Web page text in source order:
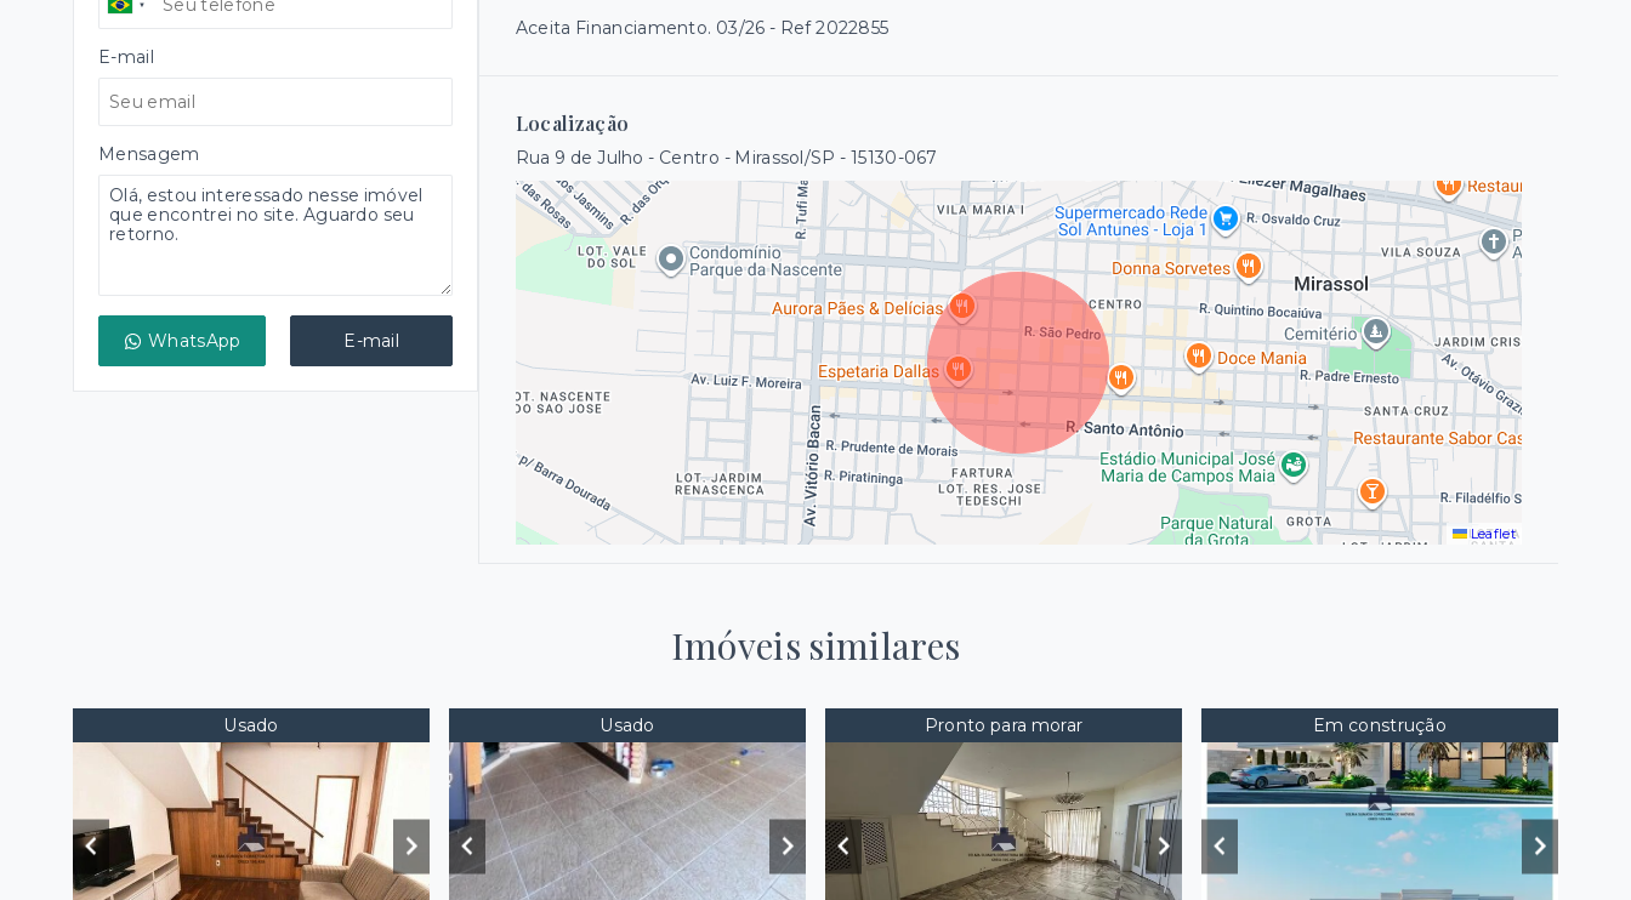
Aceita Financiamento. 03/26 - Ref 2022855
Localização
Rua 9 de Julho - Centro - Mirassol/SP - 15130-067
Leaflet
E-mail
Mensagem
WhatsApp E-mail
Imóveis similares
Usado Usado Pronto para morar Em construção